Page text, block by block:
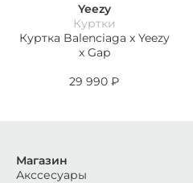
Yeezy
Куртки
Куртка Balenciaga x Yeezy
x Gap
29 990 ₽
Магазин
Акссесуары